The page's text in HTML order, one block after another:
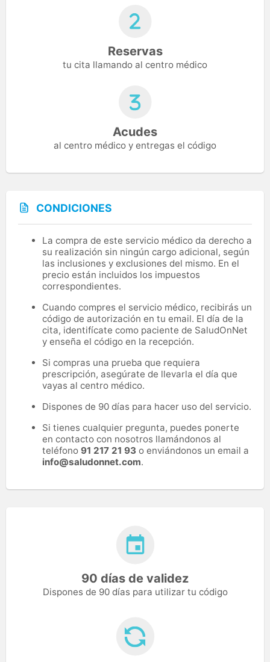
Reservas
tu cita llamando al centro médico
Acudes
al centro médico y entregas el código
CONDICIONES
La compra de este servicio médico da derecho a
su realización sin ningún cargo adicional, según
las inclusiones y exclusiones del mismo. En el
precio están incluidos los impuestos
correspondientes.
Cuando compres el servicio médico, recibirás un
código de autorización en tu email. El día de la
cita, identifícate como paciente de SaludOnNet
y enseña el código en la recepción.
Si compras una prueba que requiera
prescripción, asegúrate de llevarla el día que
vayas al centro médico.
Dispones de 90 días para hacer uso del servicio.
Si tienes cualquier pregunta, puedes ponerte
en contacto con nosotros llamándonos al
teléfono 91 217 21 93 o enviándonos un email a
info@saludonnet.com.
90 días de validez
Dispones de 90 días para utilizar tu código